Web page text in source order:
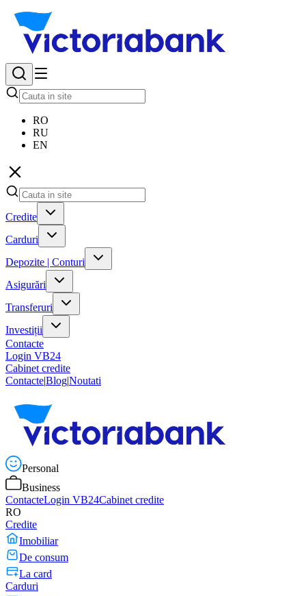
RO
RU
EN
Credite
Carduri
Depozite | Conturi
Asigurări
Transferuri
Investiții
Contacte
Login VB24
Cabinet credite
Contacte|Blog|Noutati
Personal
Business
ContacteLogin VB24Cabinet credite
RO
Credite
Imobiliar
De consum
La card
Carduri